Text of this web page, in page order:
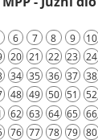
6 7 8 9 10
20 21 22 23 24
34 35 36 37 38
48 49 50 51 52
62 63 64 65 66
76 77 78 79 80